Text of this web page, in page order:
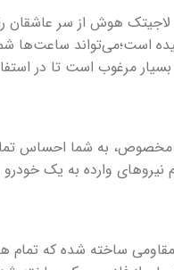
است؛می‌تواند ساعت‌ها
مرغوب است تا در
مخصوص، به شما احساس
نیروهای وارده به یک
مقاومی ساخته شده که